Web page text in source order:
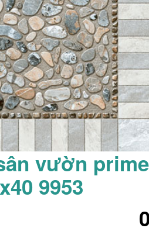
vườn prime
9953